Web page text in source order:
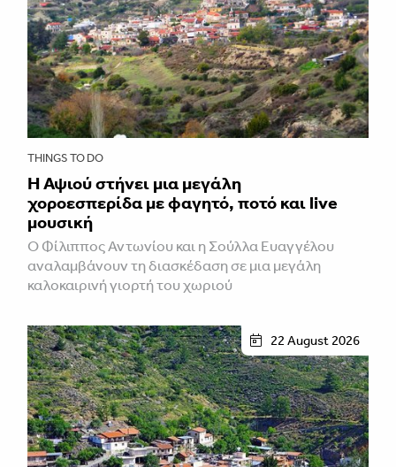
THINGS TO DO
Η Αψιού στήνει μια μεγάλη
χοροεσπερίδα με φαγητό, ποτό και live
μουσική
Ο Φίλιππος Αντωνίου και η Σούλλα Ευαγγέλου
αναλαμβάνουν τη διασκέδαση σε μια μεγάλη
καλοκαιρινή γιορτή του χωριού
22 August 2026